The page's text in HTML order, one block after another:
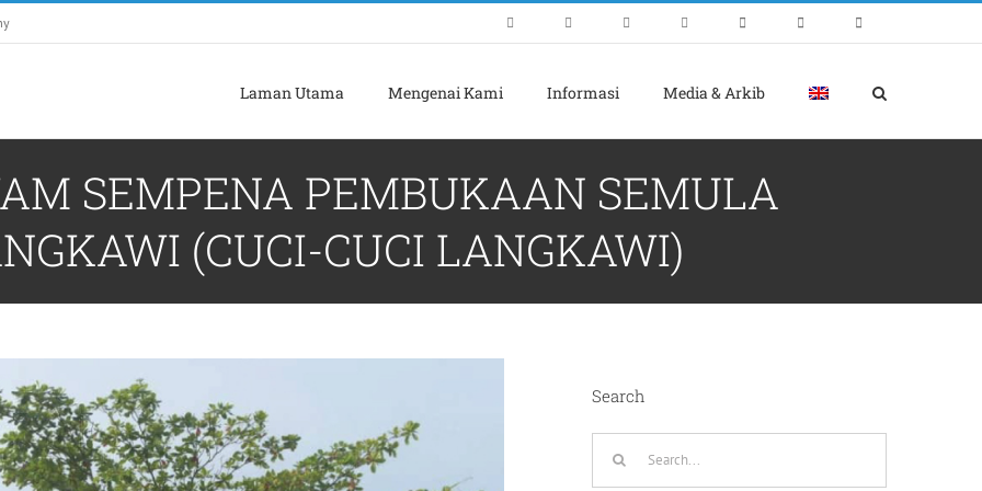
Laman Utama Mengenai Kami Informasi Media & Arkib
SEMPENA PEMBUKAAN SEMULA
(CUCI-CUCI LANGKAWI)
Search